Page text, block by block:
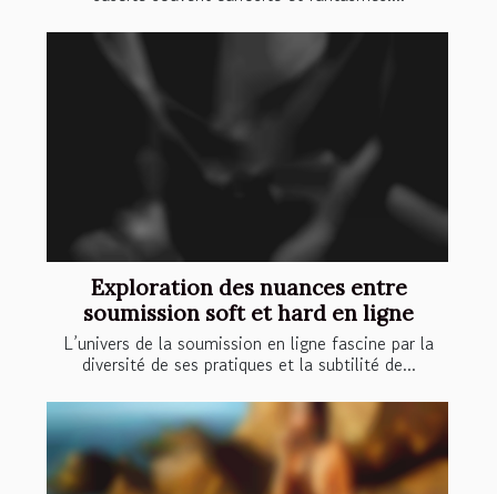
Exploration des nuances entre
soumission soft et hard en ligne
L’univers de la soumission en ligne fascine par la
diversité de ses pratiques et la subtilité de...